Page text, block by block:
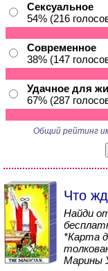
Сексуальное
54% (216
Современное
38% (147
Удачное для
67% (287
Общий рейтинг
Что
Найди
*Карта
Марины